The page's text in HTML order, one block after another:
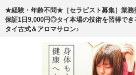
★経験・年齢不問★［セラピスト募集］業務
保証1日9,000円◎タイ本場の技術を習得で
タイ古式＆アロマサロン♪